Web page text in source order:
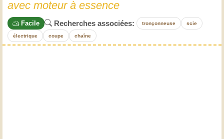
avec moteur à essence
Facile Recherches associées: tronçonneuse scie
électrique coupe chaîne